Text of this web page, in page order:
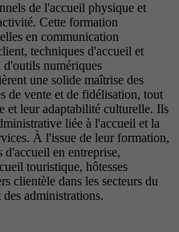
de l'accueil physique et
Cette formation
en communication
techniques d'accueil et
numériques
une solide maîtrise des
de vente et de fidélisation, tout
et leur adaptabilité culturelle. Ils
liée à l'accueil et la
À l'issue de leur formation,
d'accueil en entreprise,
touristique, hôtesses
clientèle dans les secteurs du
administrations.